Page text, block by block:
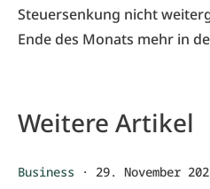
Steuersenkung nicht
Ende des Monats mehr in
Weitere Artikel
Business · 29. November